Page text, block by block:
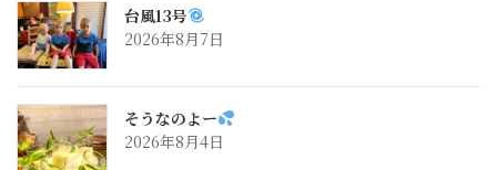
台風13号
2026年8月7日
そうなのよー
2026年8月4日